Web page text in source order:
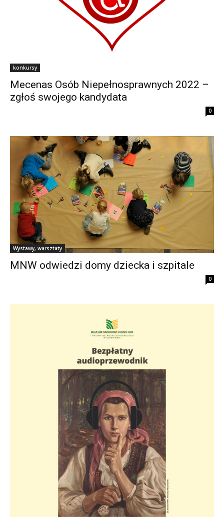
konkursy
Mecenas Osób Niepełnosprawnych 2022 –
zgłoś swojego kandydata
0
Wystawy, warsztaty
MNW odwiedzi domy dziecka i szpitale
0